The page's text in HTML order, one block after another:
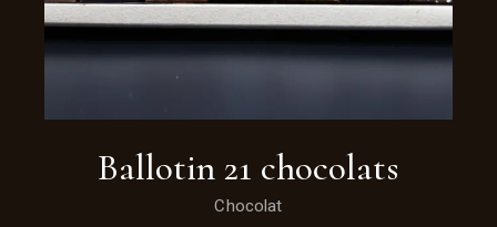
Ballotin 21 chocolats
Chocolat